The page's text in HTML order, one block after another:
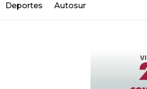
Deportes Autosur